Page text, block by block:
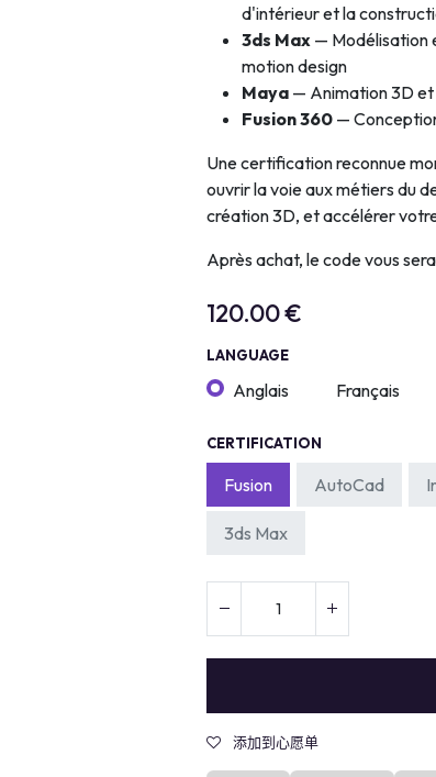
d'intérieur et la
3ds Max — Modélisation
motion design
Maya — Animation 3D
Fusion 360 —
Une certification reconnue
ouvrir la voie aux métiers du
création 3D, et accélérer
Après achat, le code vous
120.00€
LANGUAGE
Anglais Français
CERTIFICATION
Fusion AutoCad
3ds Max
添加到心愿单